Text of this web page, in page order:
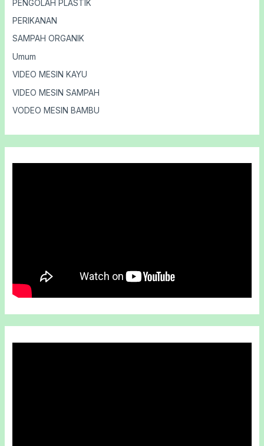
PENGOLAH PLASTIK
PERIKANAN
SAMPAH ORGANIK
Umum
VIDEO MESIN KAYU
VIDEO MESIN SAMPAH
VODEO MESIN BAMBU